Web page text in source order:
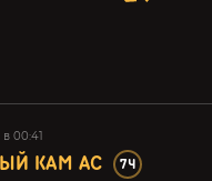
00:41
КАМ АС 74